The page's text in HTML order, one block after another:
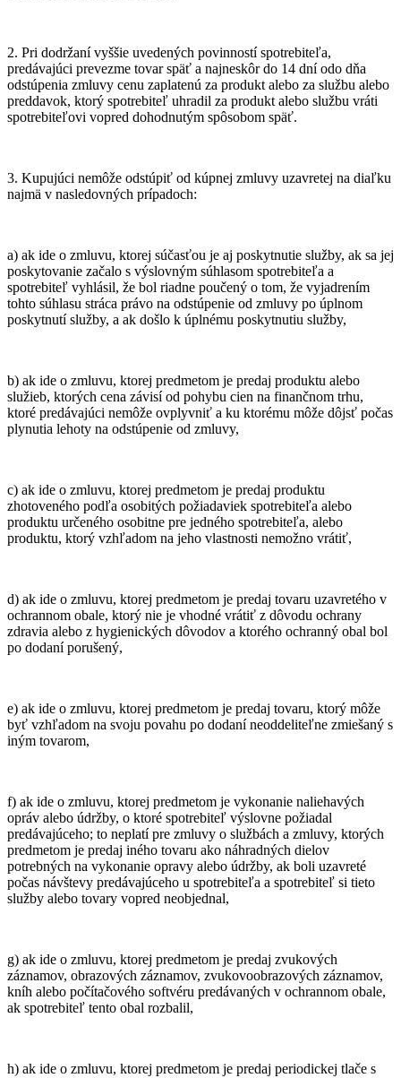
2. Pri dodržaní vyššie uvedených povinností spotrebiteľa,
predávajúci prevezme tovar späť a najneskôr do 14 dní odo dňa
odstúpenia zmluvy cenu zaplatenú za produkt alebo za službu alebo
preddavok, ktorý spotrebiteľ uhradil za produkt alebo službu vráti
spotrebiteľovi vopred dohodnutým spôsobom späť.
3. Kupujúci nemôže odstúpiť od kúpnej zmluvy uzavretej na diaľku
najmä v nasledovných prípadoch:
a) ak ide o zmluvu, ktorej súčasťou je aj poskytnutie služby, ak sa jej
poskytovanie začalo s výslovným súhlasom spotrebiteľa a
spotrebiteľ vyhlásil, že bol riadne poučený o tom, že vyjadrením
tohto súhlasu stráca právo na odstúpenie od zmluvy po úplnom
poskytnutí služby, a ak došlo k úplnému poskytnutiu služby,
b) ak ide o zmluvu, ktorej predmetom je predaj produktu alebo
služieb, ktorých cena závisí od pohybu cien na finančnom trhu,
ktoré predávajúci nemôže ovplyvniť a ku ktorému môže dôjsť počas
plynutia lehoty na odstúpenie od zmluvy,
c) ak ide o zmluvu, ktorej predmetom je predaj produktu
zhotoveného podľa osobitých požiadaviek spotrebiteľa alebo
produktu určeného osobitne pre jedného spotrebiteľa, alebo
produktu, ktorý vzhľadom na jeho vlastnosti nemožno vrátiť,
d) ak ide o zmluvu, ktorej predmetom je predaj tovaru uzavretého v
ochrannom obale, ktorý nie je vhodné vrátiť z dôvodu ochrany
zdravia alebo z hygienických dôvodov a ktorého ochranný obal bol
po dodaní porušený,
e) ak ide o zmluvu, ktorej predmetom je predaj tovaru, ktorý môže
byť vzhľadom na svoju povahu po dodaní neoddeliteľne zmiešaný s
iným tovarom,
f) ak ide o zmluvu, ktorej predmetom je vykonanie naliehavých
opráv alebo údržby, o ktoré spotrebiteľ výslovne požiadal
predávajúceho; to neplatí pre zmluvy o službách a zmluvy, ktorých
predmetom je predaj iného tovaru ako náhradných dielov
potrebných na vykonanie opravy alebo údržby, ak boli uzavreté
počas návštevy predávajúceho u spotrebiteľa a spotrebiteľ si tieto
služby alebo tovary vopred neobjednal,
g) ak ide o zmluvu, ktorej predmetom je predaj zvukových
záznamov, obrazových záznamov, zvukovoobrazových záznamov,
kníh alebo počítačového softvéru predávaných v ochrannom obale,
ak spotrebiteľ tento obal rozbalil,
h) ak ide o zmluvu, ktorej predmetom je predaj periodickej tlače s